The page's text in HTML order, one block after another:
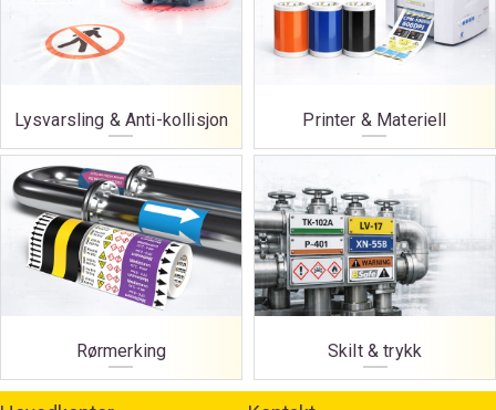
Lysvarsling & Anti-kollisjon Printer & Materiell
Rørmerking Skilt & trykk